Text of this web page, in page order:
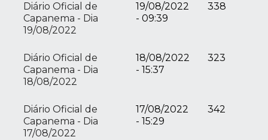
Diário Oficial de
Capanema - Dia
19/08/2022
19/08/2022
- 09:39
338
Diário Oficial de
Capanema - Dia
18/08/2022
18/08/2022
- 15:37
323
Diário Oficial de
Capanema - Dia
17/08/2022
17/08/2022
- 15:29
342